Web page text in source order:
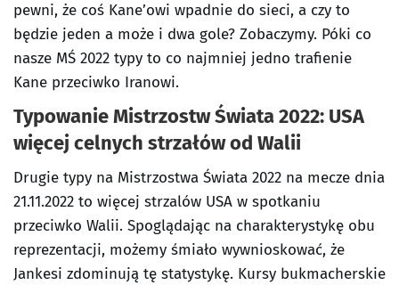
pewni, że coś Kane’owi wpadnie do sieci, a czy to
będzie jeden a może i dwa gole? Zobaczymy. Póki co
nasze MŚ 2022 typy to co najmniej jedno trafienie
Kane przeciwko Iranowi.
Typowanie Mistrzostw Świata 2022: USA
więcej celnych strzałów od Walii
Drugie typy na Mistrzostwa Świata 2022 na mecze dnia
21.11.2022 to więcej strzalów USA w spotkaniu
przeciwko Walii. Spoglądając na charakterystykę obu
reprezentacji, możemy śmiało wywnioskować, że
Jankesi zdominują tę statystykę. Kursy bukmacherskie